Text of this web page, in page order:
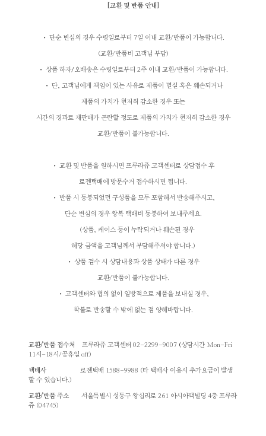
교환 및 반품 안내
• 단순 변심의 경우 수령일로부터 7일 이내 교환/반품이 가능합니다.
(교환/반품비 고객님 부담)
• 상품 하자/ 오배송은 수령일로부터 2주 이내 교환/반품이 가능합니다.
• 단, 고객님에게 책임이 있는 사유로 제품이 멸실 혹은 훼손되거나
제품의 가치가 현저히 감소한 경우 또는
시간의 경과로 재판매가 곤란할 정도로 제품의 가치가 현저히 감소한 경우
교환/반품이 불가능합니다.
• 교환 및 반품을 원하시면 프루라쥬 고객센터로 상담접수 후
로젠택배에 방문수거 접수하시면 됩니다.
• 반품 시 동봉되었던 구성품을 모두 포함해서 반송해주시고,
단순 변심의 경우 왕복 택배비 동봉하여 보내주세요.
(상품, 케이스 등이 누락되거나 훼손된 경우
해당 금액을 고객님께서 부담해주셔야 합니다.)
• 상품 검수 시 상담내용과 상품 상태가 다른 경우
교환/반품이 불가능합니다.
• 고객센터와 협의 없이 일방적으로 제품을 보내실 경우,
착불로 반송할 수 밖에 없는 점 양해바랍니다.
교환/반품 접수처 프루라쥬 고객센터 02-2299-9007 (상담시간 Mon-Fri
11시-18시/공휴일 off)
택배사 로젠택배 1588-9988 (타 택배사 이용시 추가요금이 발생
할 수 있습니다.)
교환/반품 주소 서울특별시 성동구 왕십리로 261 아시아맥빌딩 4층 프루라
쥬 (04745)